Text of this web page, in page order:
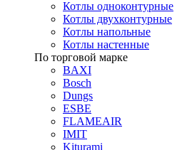
Котлы одноконтурные
Котлы двухконтурные
Котлы напольные
Котлы настенные
По торговой марке
BAXI
Bosch
Dungs
ESBE
FLAMEAIR
IMIT
Kiturami